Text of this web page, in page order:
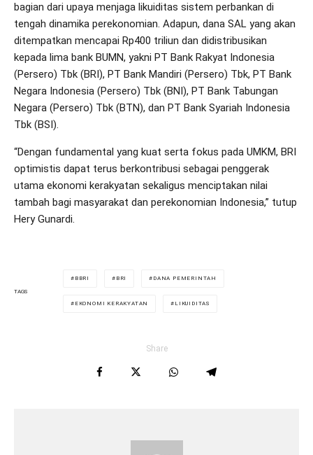
bagian dari upaya menjaga likuiditas sistem perbankan di
tengah dinamika perekonomian. Adapun, dana SAL yang akan
ditempatkan mencapai Rp400 triliun dan didistribusikan
kepada lima bank BUMN, yakni PT Bank Rakyat Indonesia
(Persero) Tbk (BRI), PT Bank Mandiri (Persero) Tbk, PT Bank
Negara Indonesia (Persero) Tbk (BNI), PT Bank Tabungan
Negara (Persero) Tbk (BTN), dan PT Bank Syariah Indonesia
Tbk (BSI).
“Dengan fundamental yang kuat serta fokus pada UMKM, BRI
optimistis dapat terus berkontribusi sebagai penggerak
utama ekonomi kerakyatan sekaligus menciptakan nilai
tambah bagi masyarakat dan perekonomian Indonesia,” tutup
Hery Gunardi.
TAGS
BBRI BRI DANA PEMERINTAH
EKONOMI KERAKYATAN LIKUIDITAS
Share